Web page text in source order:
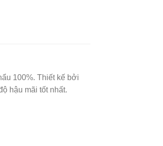
100%. Thiết kế bởi
hậu mãi tốt nhất.